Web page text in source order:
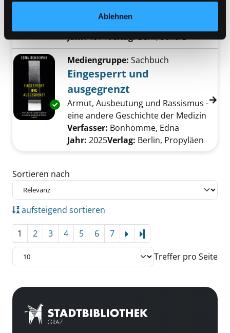
Ablehnen
Der Archipel Gulag
Jahr:1974Verlag:Bern, Scherz
Exemplar-Details von Eingesperrt und
Mediengruppe: Sachbuch
Eingesperrt und
ausgegrenzt
Armut, Ausbeutung und Rassismus -
eine andere Geschichte der Medizin
Verfasser: Bonhomme, Edna
Jahr: 2025Verlag: Berlin, Propyläen
Zu den Suchfiltern springen
Sortieren nach
aufsteigend sortieren
1 2 3 4 5 6 7
Treffer pro Seite